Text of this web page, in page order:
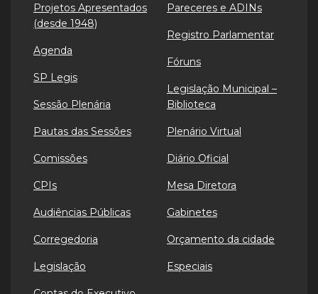
Projetos Apresentados
(desde 1948)
Agenda
SP Legis
Sessão Plenária
Pautas das Sessões
Comissões
CPIs
Audiências Públicas
Corregedoria
Legislação
Pareceres e ADINs
Registro Parlamentar
Fóruns
Legislação Municipal –
Biblioteca
Plenário Virtual
Diário Oficial
Mesa Diretora
Gabinetes
Orçamento da cidade
Especiais